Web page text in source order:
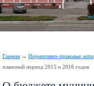
Главная → Нормативно-правовые акты
плановый период 2015 и 2016 годов